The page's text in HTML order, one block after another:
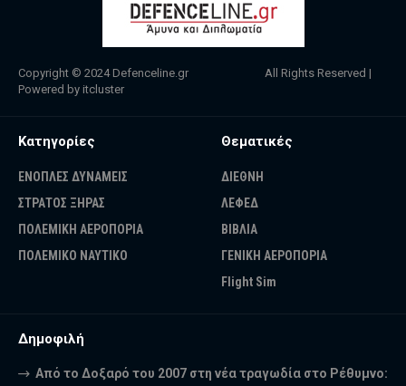
Copyright © 2024 Defenceline.gr All Rights Reserved |
Powered by itcluster
Κατηγορίες
ΕΝΟΠΛΕΣ ΔΥΝΑΜΕΙΣ
ΣΤΡΑΤΟΣ ΞΗΡΑΣ
ΠΟΛΕΜΙΚΗ ΑΕΡΟΠΟΡΙΑ
ΠΟΛΕΜΙΚΟ ΝΑΥΤΙΚΟ
Θεματικές
ΔΙΕΘΝΗ
ΛΕΦΕΔ
ΒΙΒΛΙΑ
ΓΕΝΙΚΗ ΑΕΡΟΠΟΡΙΑ
Flight Sim
Δημοφιλή
Από το Δοξαρό του 2007 στη νέα τραγωδία στο Ρέθυμνο: